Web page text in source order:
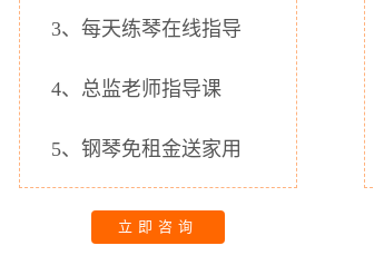
3、每天练琴在线指导
4、总监老师指导课
5、钢琴免租金送家用
立即咨询